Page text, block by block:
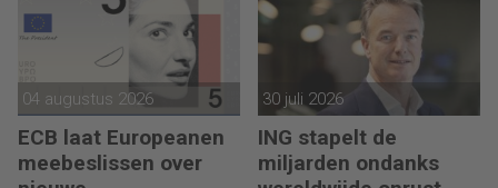
04 augustus 2026
ECB laat Europeanen
meebeslissen over
30 juli 2026
ING stapelt de
miljarden ondanks